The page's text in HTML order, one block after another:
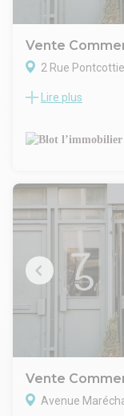
Vente
2 Rue
Découvrez cette
Jallieu, cette
étages, est prête à
selon vos envies.
Emplacement
idéale pour des
Prix 450 000€
Contactez-nous
Lire plus
Vente
Avenue